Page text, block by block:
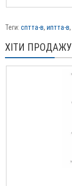
Теги: сптта-в, иптта-в,
ХІТИ ПРОДАЖУ